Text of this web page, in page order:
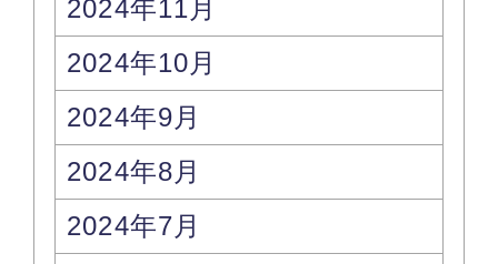
2024年11月
2024年10月
2024年9月
2024年8月
2024年7月